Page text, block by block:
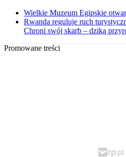
Wielkie Muzeum Egipskie
Rwanda reguluje ruch
Chroni swój skarb – dziką
Promowane treści